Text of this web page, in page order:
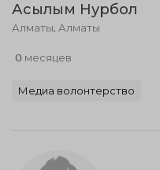
Асылым Нурбол
Алматы, Алматы
0 месяцев
Медиа волонтерство